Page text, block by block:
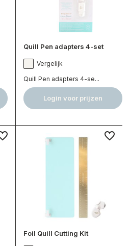
Quill Pen adapters 4-set
Vergelijk
Quill Pen adapters 4-se...
Login voor prijzen
Foil Quill Cutting Kit